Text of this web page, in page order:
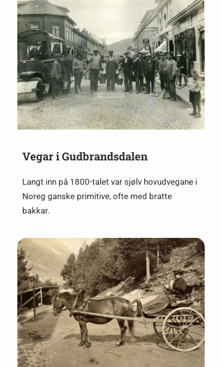
Vegar i Gudbrandsdalen
Langt inn på 1800-talet var sjølv hovudvegane i
Noreg ganske primitive, ofte med bratte
bakkar.